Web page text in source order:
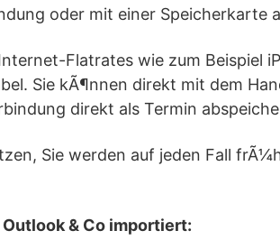
oder mit einer Speicherkarte
Flatrates wie zum Beispiel
Sie kÃ¶nnen direkt mit dem
direkt als Termin
Sie werden auf jeden Fall
& Co importiert: